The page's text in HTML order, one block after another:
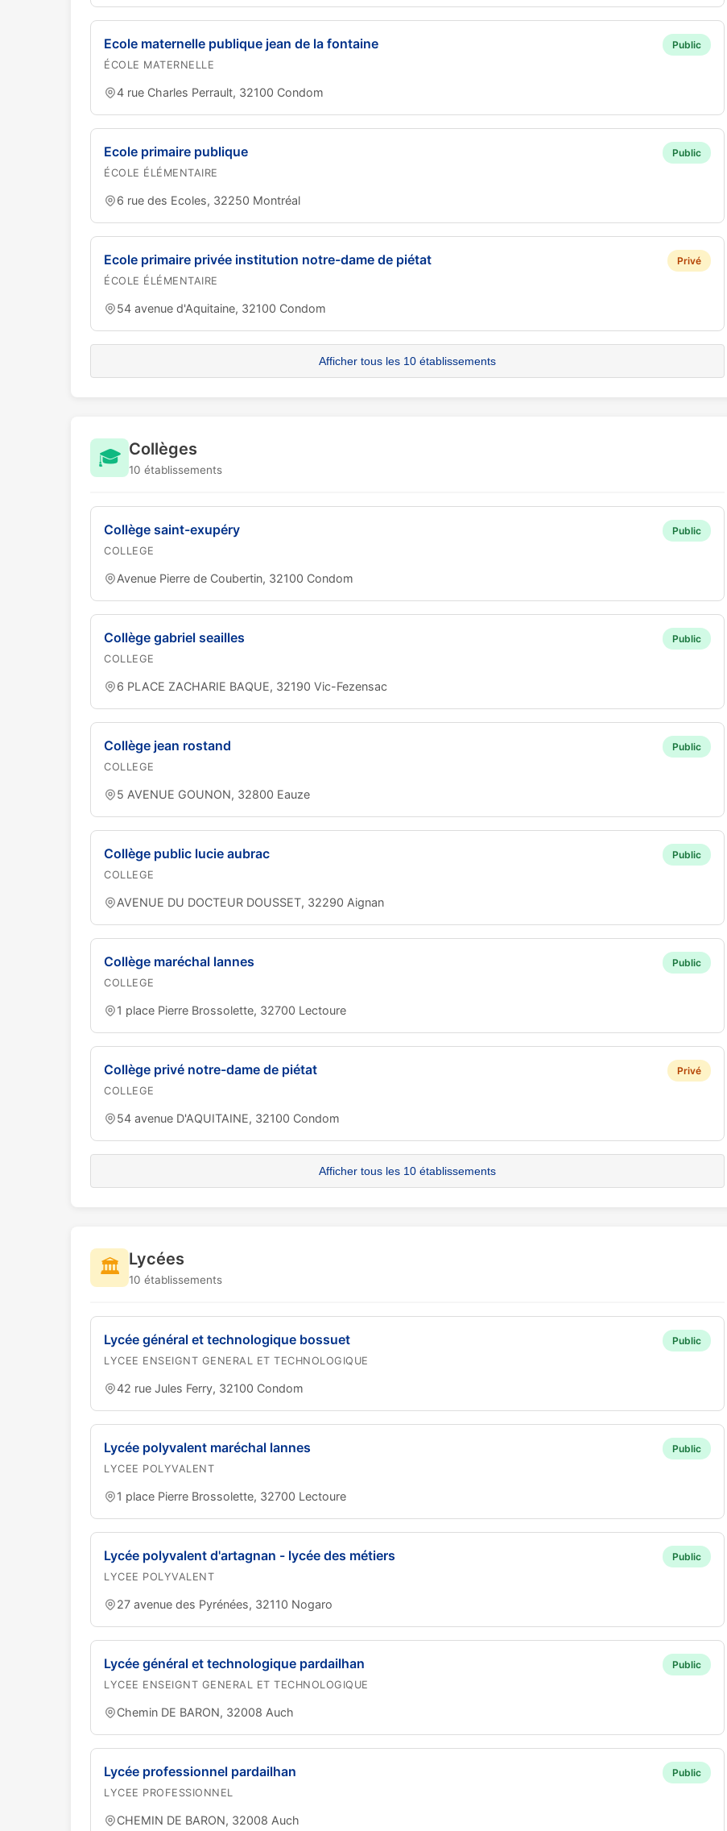
Ecole maternelle publique jean de la fontaine
ÉCOLE MATERNELLE
Public
4 rue Charles Perrault, 32100 Condom
Ecole primaire publique
ÉCOLE ÉLÉMENTAIRE
Public
6 rue des Ecoles, 32250 Montréal
Ecole primaire privée institution notre-dame de piétat
ÉCOLE ÉLÉMENTAIRE
Privé
54 avenue d'Aquitaine, 32100 Condom
Afficher tous les 10 établissements
🎓 Collèges
10 établissements
Collège saint-exupéry
COLLEGE
Public
Avenue Pierre de Coubertin, 32100 Condom
Collège gabriel seailles
COLLEGE
Public
6 PLACE ZACHARIE BAQUE, 32190 Vic-Fezensac
Collège jean rostand
COLLEGE
Public
5 AVENUE GOUNON, 32800 Eauze
Collège public lucie aubrac
COLLEGE
Public
AVENUE DU DOCTEUR DOUSSET, 32290 Aignan
Collège maréchal lannes
COLLEGE
Public
1 place Pierre Brossolette, 32700 Lectoure
Collège privé notre-dame de piétat
COLLEGE
Privé
54 avenue D'AQUITAINE, 32100 Condom
Afficher tous les 10 établissements
🏛️ Lycées
10 établissements
Lycée général et technologique bossuet
LYCEE ENSEIGNT GENERAL ET TECHNOLOGIQUE
Public
42 rue Jules Ferry, 32100 Condom
Lycée polyvalent maréchal lannes
LYCEE POLYVALENT
Public
1 place Pierre Brossolette, 32700 Lectoure
Lycée polyvalent d'artagnan - lycée des métiers
LYCEE POLYVALENT
Public
27 avenue des Pyrénées, 32110 Nogaro
Lycée général et technologique pardailhan
LYCEE ENSEIGNT GENERAL ET TECHNOLOGIQUE
Public
Chemin DE BARON, 32008 Auch
Lycée professionnel pardailhan
LYCEE PROFESSIONNEL
Public
CHEMIN DE BARON, 32008 Auch